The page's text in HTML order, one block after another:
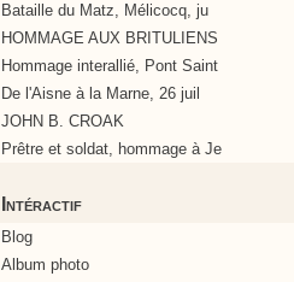
Bataille du Matz, Mélicocq, ju
HOMMAGE AUX BRITULIENS
Hommage interallié, Pont Saint
De l'Aisne à la Marne, 26 juil
JOHN B. CROAK
Prêtre et soldat, hommage à Je
Intéractif
Blog
Album photo